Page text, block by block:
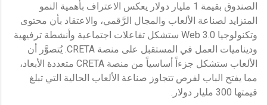
الصندوق بقيمة 1 مليار دولار يعكس الاعتراف بأهمية النمو
المتزايد لصناعة الألعاب والمجال الرَّقمي، والاعتقاد بأن محتوى
وتكنولوجيا Web 3.0 ستشكل تفاعلات اجتماعية وأنشطة ترفيهية
وديناميات العمل في المستقبل على منصة CRETA. يُتصوَّر أن
الألعاب ستشكل جزءاً أساسياً من منصة CRETA متعددة الأبعاد،
مما يفتح الباب لفرص تتجاوز صناعة الألعاب الحالية التي تبلغ
قيمتها 300 مليار دولار.